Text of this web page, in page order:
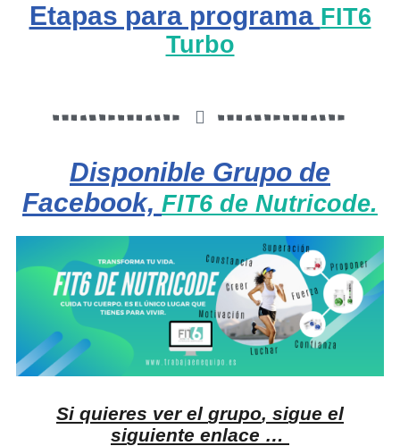
Etapas para programa FIT6
Turbo
Disponible Grupo de
Facebook, FIT6 de Nutricode.
Si quieres ver el grupo, sigue el
siguiente enlace …